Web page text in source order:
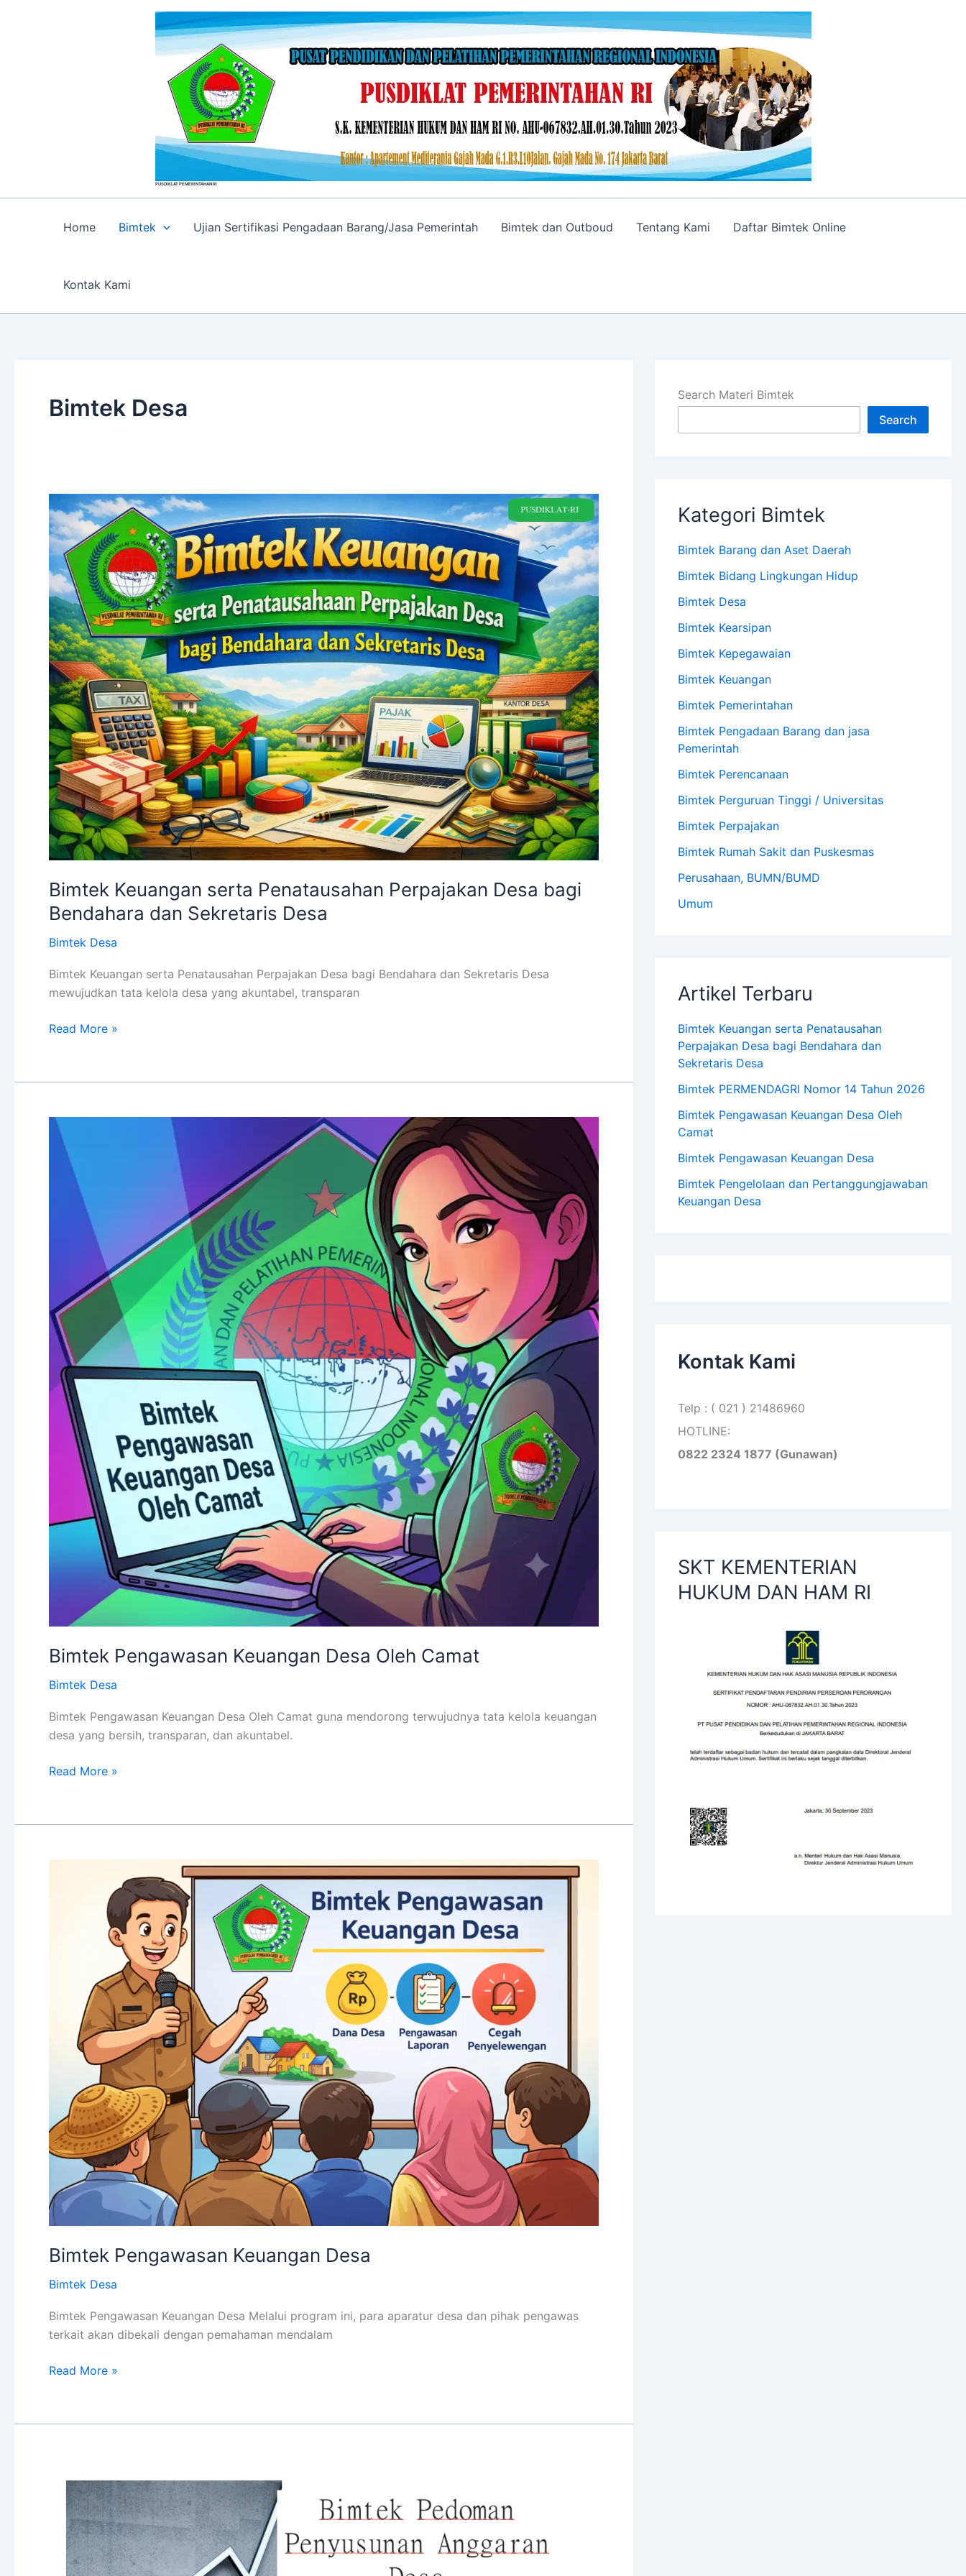
PUSDIKLAT PEMERINTAHAN RI
Home Bimtek Ujian Sertifikasi Pengadaan Barang/Jasa Pemerintah Bimtek dan Outboud Tentang Kami Daftar Bimtek Online
Kontak Kami
Bimtek Desa
Bimtek Keuangan serta Penatausahan Perpajakan Desa bagi
Bendahara dan Sekretaris Desa
Bimtek Desa
Bimtek Keuangan serta Penatausahan Perpajakan Desa bagi Bendahara dan Sekretaris Desa
mewujudkan tata kelola desa yang akuntabel, transparan
Bimtek
Keuangan
serta
Penatausahan
Perpajakan
Desa
bagi
Bendahara
dan
Sekretaris
Desa
Read More »
Bimtek Pengawasan Keuangan Desa Oleh Camat
Bimtek Desa
Bimtek Pengawasan Keuangan Desa Oleh Camat guna mendorong terwujudnya tata kelola keuangan
desa yang bersih, transparan, dan akuntabel.
Bimtek
Pengawasan
Keuangan
Read More »
Bimtek Pengawasan Keuangan Desa
Bimtek Desa
Bimtek Pengawasan Keuangan Desa Melalui program ini, para aparatur desa dan pihak pengawas
terkait akan dibekali dengan pemahaman mendalam
Pengawasan
Read More »
Pedoman
Penyusunan
Anggaran
Desa
Search Materi Bimtek
Search
Kategori Bimtek
Bimtek Barang dan Aset Daerah
Bimtek Bidang Lingkungan Hidup
Bimtek Desa
Bimtek Kearsipan
Bimtek Kepegawaian
Bimtek Keuangan
Bimtek Pemerintahan
Bimtek Pengadaan Barang dan jasa
Pemerintah
Bimtek Perencanaan
Bimtek Perguruan Tinggi / Universitas
Bimtek Perpajakan
Bimtek Rumah Sakit dan Puskesmas
Perusahaan, BUMN/BUMD
Umum
Artikel Terbaru
Bimtek Keuangan serta Penatausahan
Perpajakan Desa bagi Bendahara dan
Sekretaris Desa
Bimtek PERMENDAGRI Nomor 14 Tahun 2026
Bimtek Pengawasan Keuangan Desa Oleh
Camat
Bimtek Pengawasan Keuangan Desa
Bimtek Pengelolaan dan Pertanggungjawaban
Keuangan Desa
Kontak Kami
Telp : ( 021 ) 21486960
HOTLINE:
0822 2324 1877 (Gunawan)
SKT KEMENTERIAN
HUKUM DAN HAM RI